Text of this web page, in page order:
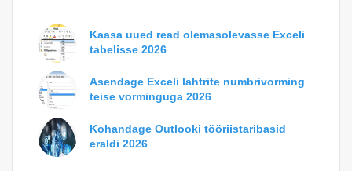
Kaasa uued read olemasolevasse Exceli
tabelisse 2026
Asendage Exceli lahtrite numbrivorming
teise vorminguga 2026
Kohandage Outlooki tööriistaribasid
eraldi 2026